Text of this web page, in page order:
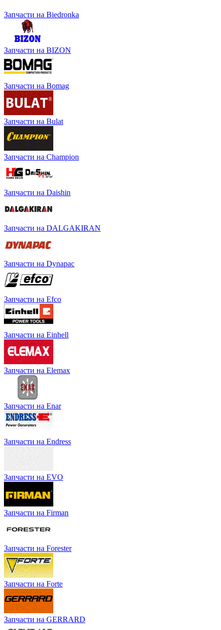
Запчасти на Biedronka
Запчасти на BIZON
Запчасти на Bomag
Запчасти на Bulat
Запчасти на Champion
Запчасти на Daishin
Запчасти на DALGAKIRAN
Запчасти на Dynapac
Запчасти на Efco
Запчасти на Einhell
Запчасти на Elemax
Запчасти на Enar
Запчасти на Endress
Запчасти на EVO
Запчасти на Firman
Запчасти на Forester
Запчасти на Forte
Запчасти на GERRARD